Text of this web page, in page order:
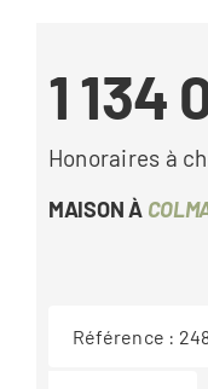
1 134
Honoraires à
MAISON À
Référence :